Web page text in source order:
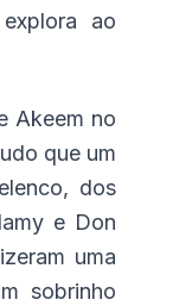
ao
Akeem no
que um
dos
e Don
uma
sobrinho